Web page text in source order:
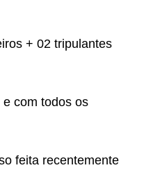
+ 02 tripulantes
com todos os
feita recentemente